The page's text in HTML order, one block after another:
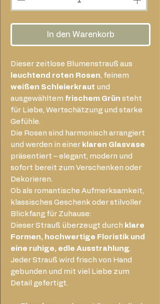
In den Warenkorb
Dieser zeitlose Blumenstrauß aus
leuchtend roten Rosen, feinem
weißen Schleierkraut und
ausgewähltem frischem Grün steht
für Liebe, Wertschätzung und starke
Gefühle.
Die Rosen sind harmonisch arrangiert
und werden in einer klaren Glasvase
präsentiert – elegant, modern und
sofort bereit zum Verschenken oder
Dekorieren.
Ob als romantische Aufmerksamkeit,
klassisches Geschenk oder stilvoller
Blickfang für Zuhause:
Dieser Strauß überzeugt durch klare
Formen, hochwertige Floristik und
eine ruhige, edle Ausstrahlung.
Jeder Strauß wird frisch von Hand
gebunden und mit viel Liebe zum
Detail gefertigt.